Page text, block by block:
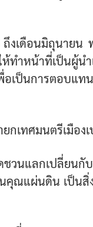
ถึงเดือนมิถุนายน
ทำหน้าที่เป็นผู้น
พื่อเป็นการตอบแ
กเทศมนตรีเมืองเ
วนแลกเปลี่ยนกั
นคุณแผ่นดิน เป็น